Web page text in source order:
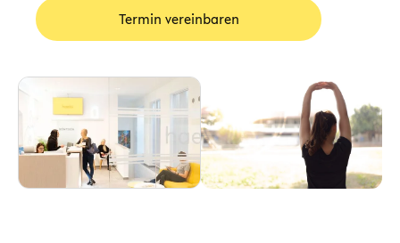
Termin vereinbaren